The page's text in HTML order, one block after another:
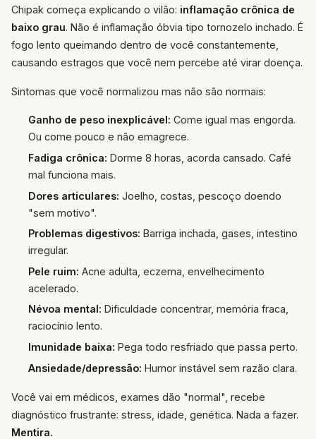
Chipak começa explicando o vilão: inflamação crônica de
baixo grau. Não é inflamação óbvia tipo tornozelo inchado. É
fogo lento queimando dentro de você constantemente,
causando estragos que você nem percebe até virar doença.
Sintomas que você normalizou mas não são normais:
Ganho de peso inexplicável: Come igual mas engorda.
Ou come pouco e não emagrece.
Fadiga crônica: Dorme 8 horas, acorda cansado. Café
mal funciona mais.
Dores articulares: Joelho, costas, pescoço doendo
"sem motivo".
Problemas digestivos: Barriga inchada, gases, intestino
irregular.
Pele ruim: Acne adulta, eczema, envelhecimento
acelerado.
Névoa mental: Dificuldade concentrar, memória fraca,
raciocínio lento.
Imunidade baixa: Pega todo resfriado que passa perto.
Ansiedade/depressão: Humor instável sem razão clara.
Você vai em médicos, exames dão "normal", recebe
diagnóstico frustrante: stress, idade, genética. Nada a fazer.
Mentira.